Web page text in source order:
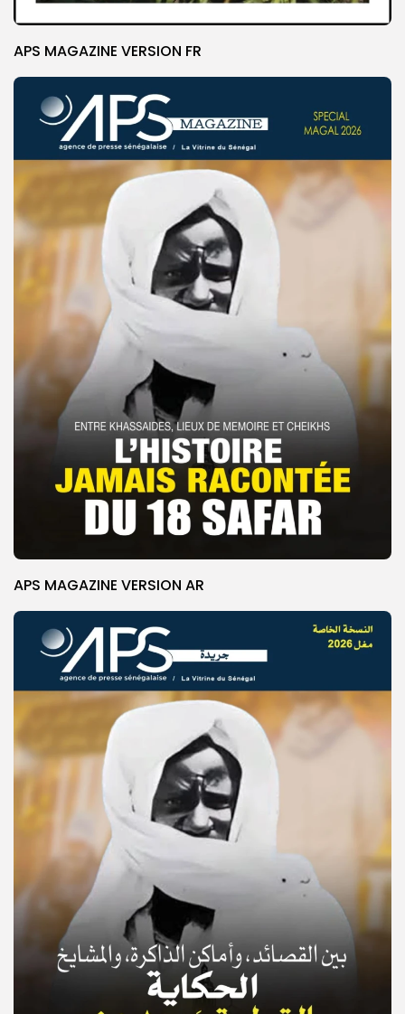
© Copyright 2025, APS
APS MAGAZINE VERSION FR
APS MAGAZINE VERSION AR